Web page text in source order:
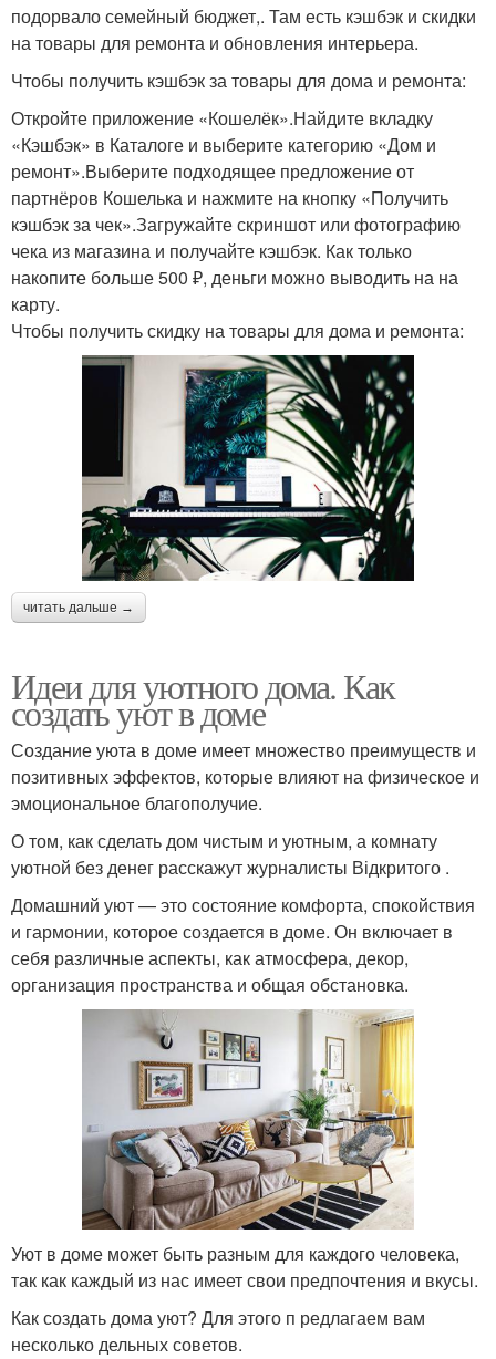
подорвало семейный бюджет,. Там есть кэшбэк и скидки
на товары для ремонта и обновления интерьера.
Чтобы получить кэшбэк за товары для дома и ремонта:
Откройте приложение «Кошелёк».Найдите вкладку
«Кэшбэк» в Каталоге и выберите категорию «Дом и
ремонт».Выберите подходящее предложение от
партнёров Кошелька и нажмите на кнопку «Получить
кэшбэк за чек».Загружайте скриншот или фотографию
чека из магазина и получайте кэшбэк. Как только
накопите больше 500 ₽, деньги можно выводить на на
карту.
Чтобы получить скидку на товары для дома и ремонта:
читать дальше →
Идеи для уютного дома. Как
создать уют в доме
Создание уюта в доме имеет множество преимуществ и
позитивных эффектов, которые влияют на физическое и
эмоциональное благополучие.
О том, как сделать дом чистым и уютным, а комнату
уютной без денег расскажут журналисты Відкритого .
Домашний уют — это состояние комфорта, спокойствия
и гармонии, которое создается в доме. Он включает в
себя различные аспекты, как атмосфера, декор,
организация пространства и общая обстановка.
Уют в доме может быть разным для каждого человека,
так как каждый из нас имеет свои предпочтения и вкусы.
Как создать дома уют? Для этого п редлагаем вам
несколько дельных советов.